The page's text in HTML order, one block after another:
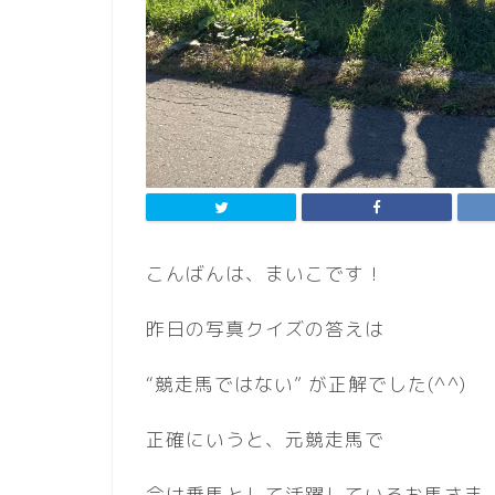
こんばんは、まいこです！
昨日の写真クイズの答えは
“競走馬ではない” が正解でした(^^)
正確にいうと、元競走馬で